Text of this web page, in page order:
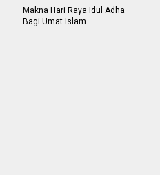
Makna Hari Raya Idul Adha
Bagi Umat Islam